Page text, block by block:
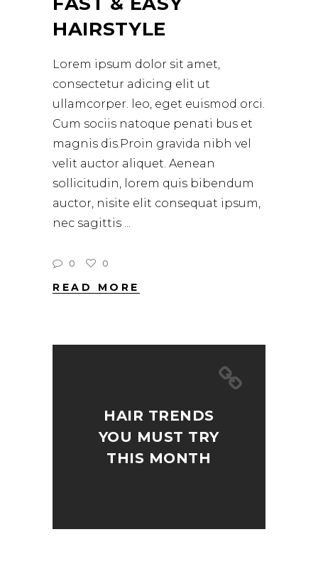
HAIRSTYLE
Lorem ipsum dolor sit amet,
consectetur adicing elit ut
ullamcorper. leo, eget euismod orci.
Cum sociis natoque penati bus et
magnis dis.Proin gravida nibh vel
velit auctor aliquet. Aenean
sollicitudin, lorem quis bibendum
auctor, nisite elit consequat ipsum,
nec sagittis
0 0
READ MORE
HAIR TRENDS
YOU MUST TRY
THIS MONTH